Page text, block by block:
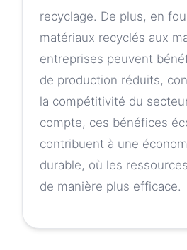
recyclage. De plus, en
matériaux recyclés aux
entreprises peuvent
de production réduits,
la compétitivité du
compte, ces bénéfices
contribuent à une
durable, où les
de manière plus efficace.